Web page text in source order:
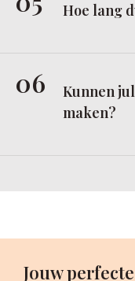
Hoe lang
Kunnen
maken?
Jouw